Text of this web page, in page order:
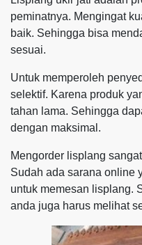
peminatnya. Mengingat
baik. Sehingga bisa
sesuai.
Untuk memperoleh
selektif. Karena produk
tahan lama. Sehingga
dengan maksimal.
Mengorder lisplang
Sudah ada sarana online
untuk memesan lisplang.
anda juga harus melihat